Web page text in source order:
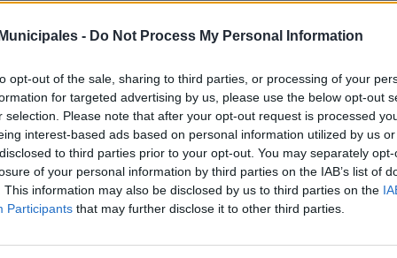
- Do Not Process My Personal Information
opt-out of the sale, sharing to third parties, or processing of your
for targeted advertising by us, please use the below opt-out
selection. Please note that after your opt-out request is processed
interest-based ads based on personal information utilized by us
to third parties prior to your opt-out. You may separately
of your personal information by third parties on the IAB’s list of
This information may also be disclosed by us to third parties on the
Participants that may further disclose it to other third parties.
empresa municipal de transporte y la organización sin ánimo de
lacolaboración en la recolecta de tapones de plástico
niños. Guaguas Municipales, que ya prestó ayuda con Valeria
una nueva silla de ruedas adaptada, ha dispuesto en las
de varios depósitos contenedoresdonde poder
y así cumplir el objetivo.
Iraitza-Tapones Solidarios nació en 2012 a raíz de una
del Pino Rodríguez Benítez, de tan solo dos años de edad, que
de biotinidasa) y una minusvalía del 90%, y que necesitaba
de vida
del éxito en esta campaña, el colectivo ha conseguido
la Asociación mantiene medio centenar de casos
para la campaña de la pequeña Nuria, cuyo